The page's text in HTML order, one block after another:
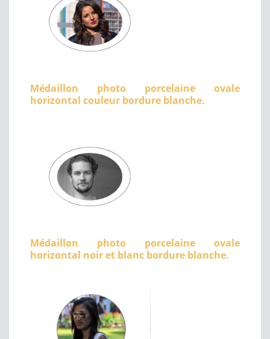
Médaillon photo porcelaine ovale
horizontal couleur bordure blanche.
Médaillon photo porcelaine ovale
horizontal noir et blanc bordure blanche.